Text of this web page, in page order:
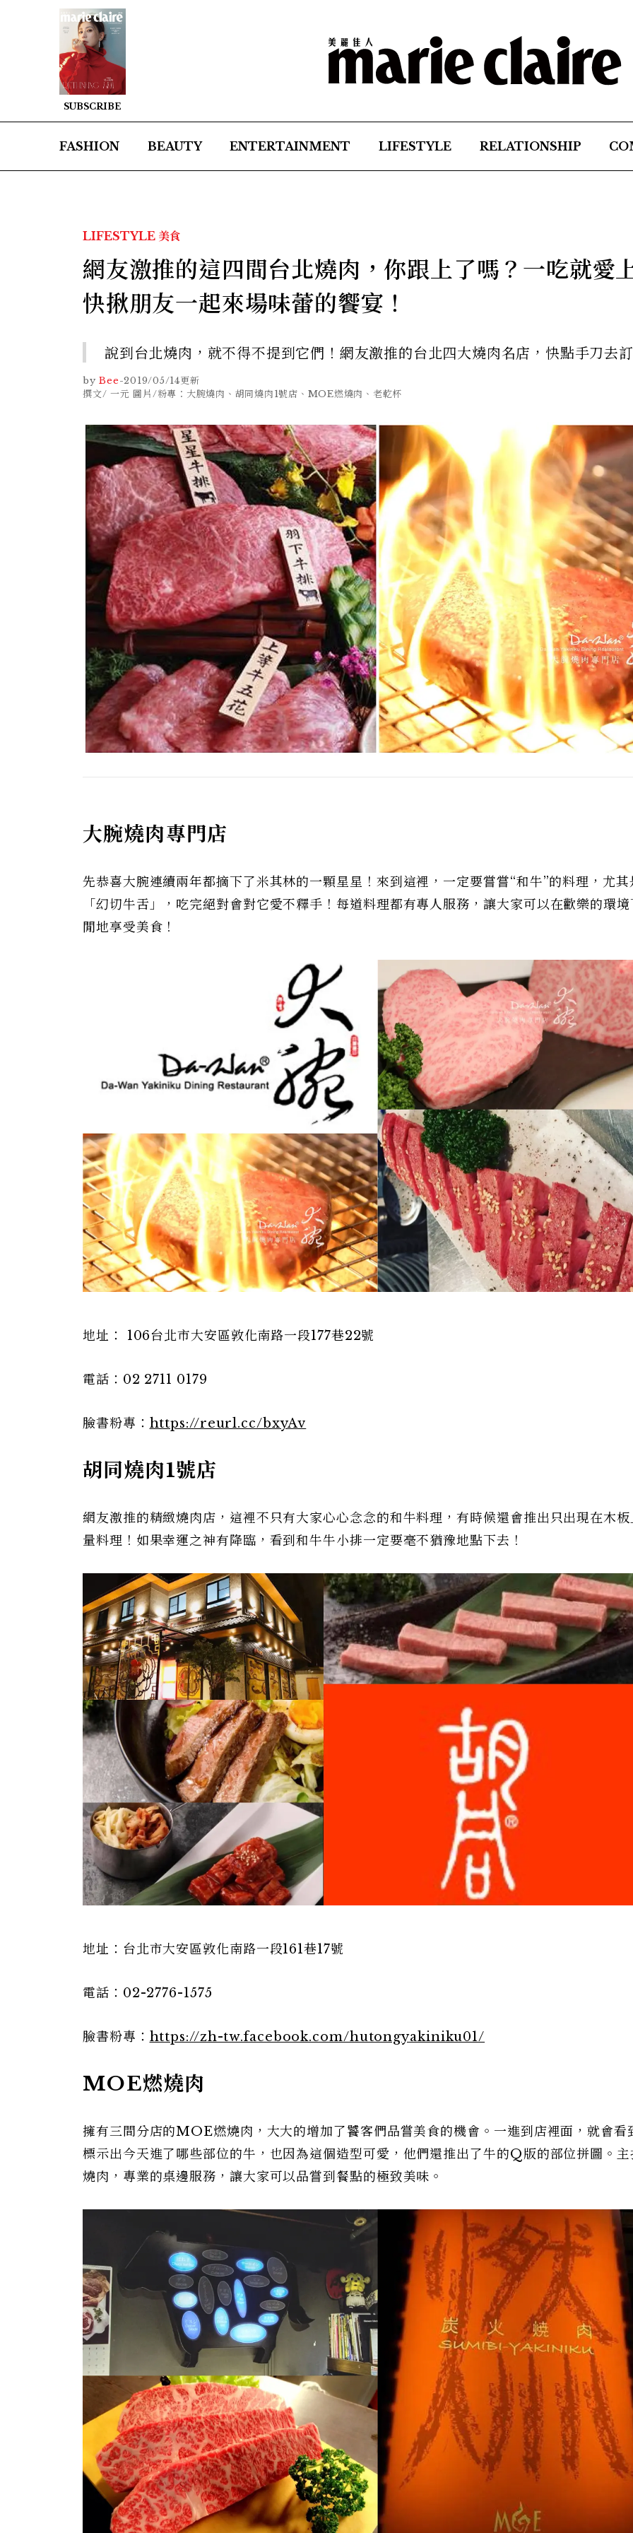
SUBSCRIBE
FASHION BEAUTY ENTERTAINMENT LIFESTYLE RELATIONSHIP
LIFESTYLE 美食
網友激推的這四間台北燒肉，你跟上了嗎？一吃就愛
快揪朋友一起來場味蕾的饗宴！
說到台北燒肉，就不得不提到它們！網友激推的台北四大燒肉名店，快點手刀去
by Bee-2019/05/14更新
撰文/ 一元 圖片/粉專：大腕燒肉、胡同燒肉1號店、MOE燃燒肉、老乾杯
大腕燒肉專門店
先恭喜大腕連續兩年都摘下了米其林的一顆星星！來到這裡，一定要嘗嘗“和牛”的料理，尤其
「幻切牛舌」，吃完絕對會對它愛不釋手！每道料理都有專人服務，讓大家可以在歡樂的環
閒地享受美食！
地址： 106台北市大安區敦化南路一段177巷22號
電話：02 2711 0179
臉書粉專： https://reurl.cc/bxyAv
胡同燒肉1號店
網友激推的精緻燒肉店，這裡不只有大家心心念念的和牛料理，有時候還會推出只出現在木
量料理！如果幸運之神有降臨，看到和牛牛小排一定要毫不猶豫地點下去！
地址：台北市大安區敦化南路一段161巷17號
電話：02-2776-1575
臉書粉專： https://zh-tw.facebook.com/hutongyakiniku01/
MOE燃燒肉
擁有三間分店的MOE燃燒肉，大大的增加了饕客們品嘗美食的機會。一進到店裡面，就會看
標示出今天進了哪些部位的牛，也因為這個造型可愛，他們還推出了牛的Q版的部位拼圖。
燒肉，專業的桌邊服務，讓大家可以品嘗到餐點的極致美味。